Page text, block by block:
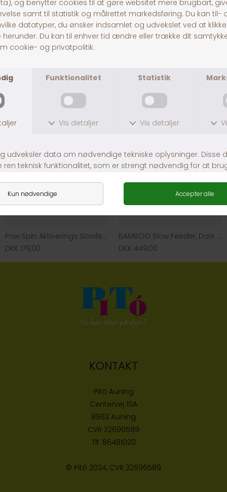
Paw Spin Aktiverings Slowfeeder, Medium Blå.
DKK 179,00
BAMBOO Slow Feeder, Dark Grey
DKK 449,00
KONTAKT
Pitó Auning
Centervej 10A
8963 Auning
CVR 32696589
Tlf: 86481020
© Pitó 2024, CVR 32696589